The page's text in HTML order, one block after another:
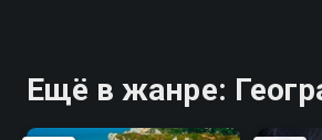
Ещё в жанре: